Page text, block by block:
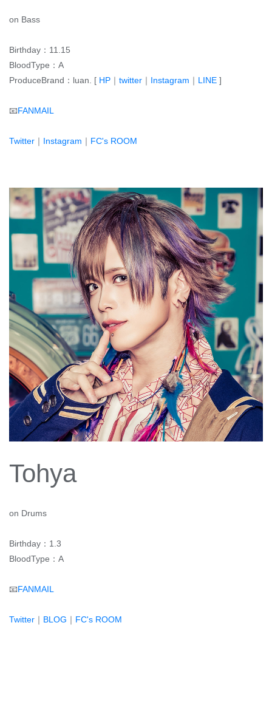
on Bass
Birthday：11.15
BloodType：A
ProduceBrand：luan. [ HP ｜ twitter ｜ Instagram ｜ LINE ]
📧FANMAIL
Twitter ｜ Instagram ｜ FC's ROOM
Tohya
on Drums
Birthday：1.3
BloodType：A
📧FANMAIL
Twitter ｜ BLOG ｜ FC's ROOM